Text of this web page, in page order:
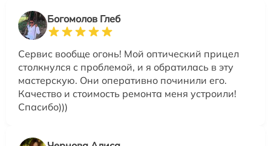
Богомолов Глеб
Сервис вообще огонь! Мой оптический прицел
столкнулся с проблемой, и я обратилась в эту
мастерскую. Они оперативно починили его.
Качество и стоимость ремонта меня устроили!
Спасибо)))